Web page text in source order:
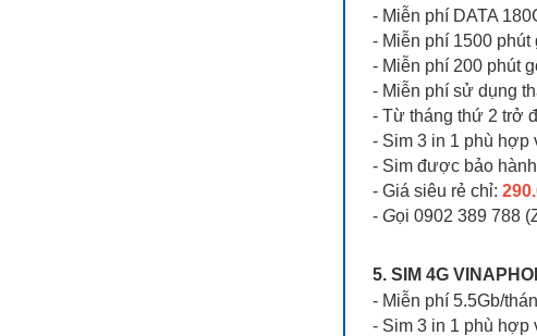
- Miễn phí DATA
- Miễn phí 1500 phút
- Miễn phí 200 phút
- Miễn phí sử dụng
- Từ tháng thứ 2 trở
- Sim 3 in 1 phù hợp
- Sim được bảo
- Giá siêu rẻ chỉ:
- Gọi 0902 389 788
5. SIM 4G
- Miễn phí 5.5Gb/
- Sim 3 in 1 phù hợp